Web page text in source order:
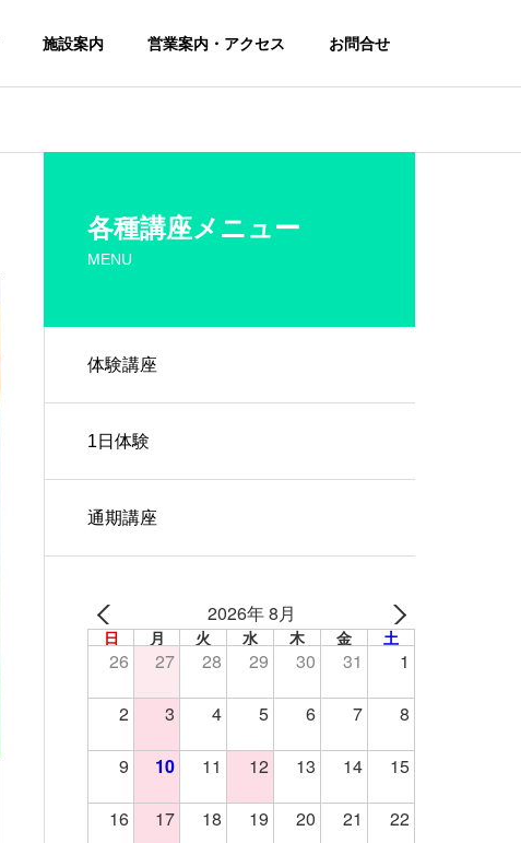
施設案内 営業案内・アクセス お問合せ
各種講座メニュー
MENU
体験講座
1日体験
通期講座
2026年 8月
日 月 火 水 木 金 土
26 27 28 29 30 31 1
2 3 4 5 6 7 8
9 10 11 12 13 14 15
16 17 18 19 20 21 22